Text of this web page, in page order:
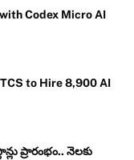
Codex Micro AI
to Hire 8,900 AI
ప్రారంభం.. నెలకు